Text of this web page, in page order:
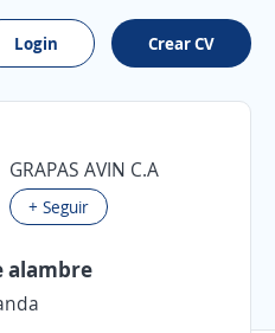
Login Crear CV
GRAPAS AVIN C.A
+ Seguir
alambre